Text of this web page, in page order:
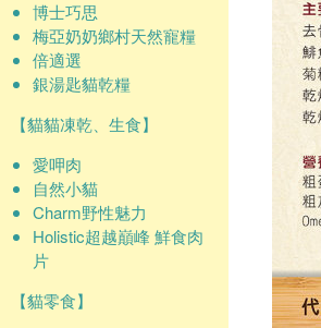
博士巧思
梅亞奶奶鄉村天然寵糧
倍適選
銀湯匙貓乾糧
【貓貓凍乾、生食】
愛呷肉
自然小貓
Charm野性魅力
Holistic超越巔峰 鮮食肉
片
【貓零食】